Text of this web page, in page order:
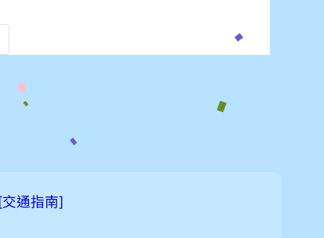
[交通指南]